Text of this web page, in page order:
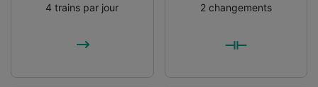
4 trains par jour
2 changements